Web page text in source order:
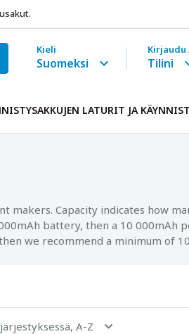
Tilini
Kieli
Suomeksi
LATURIT JA
Capacity indicates how
battery, then a 10 000mAh
we recommend a minimum of
A-Z